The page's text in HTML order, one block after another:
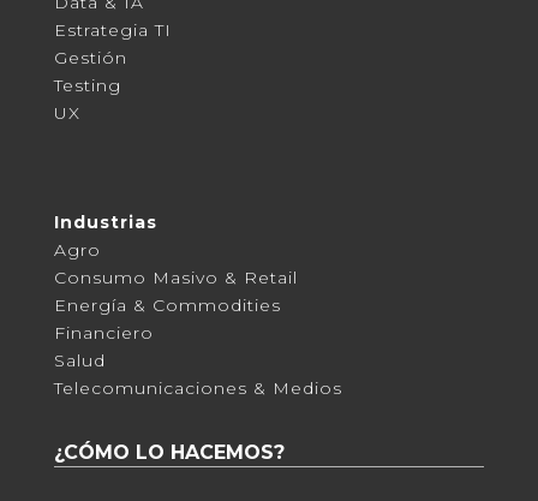
Estrategia TI
Gestión
Testing
UX
Industrias
Agro
Consumo Masivo & Retail
Energía & Commodities
Financiero
Salud
Telecomunicaciones & Medios
¿CÓMO LO HACEMOS?